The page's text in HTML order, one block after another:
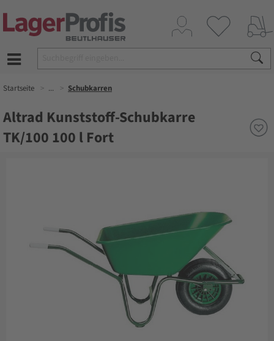
Startseite ... Schubkarren
Altrad Kunststoff-Schubkarre
TK/100 100 l Fort